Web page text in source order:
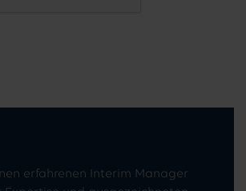
erfahrenen Interim Manager